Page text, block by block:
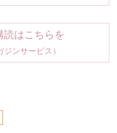
読はこちらを
ンサービス）